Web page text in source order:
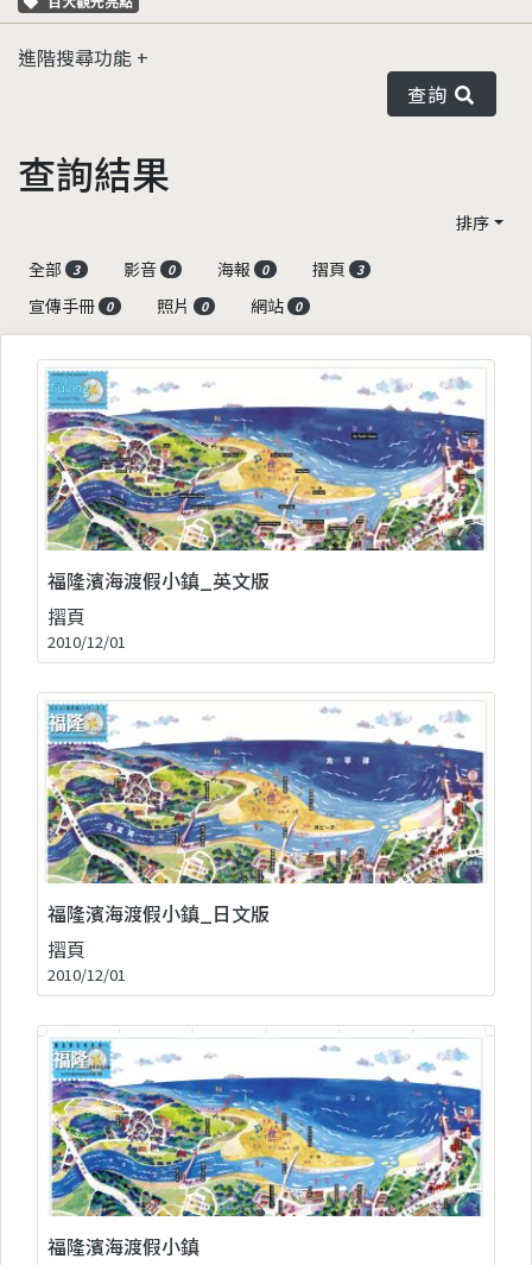
進階搜尋功能
查詢
查詢結果
排序
全部
3 影音 0 海報 0 摺頁 3
宣傳手冊 0 照片 0 網站 0
福隆濱海渡假小鎮_英文版
摺頁
2010/12/01
福隆濱海渡假小鎮_日文版
摺頁
2010/12/01
福隆濱海渡假小鎮